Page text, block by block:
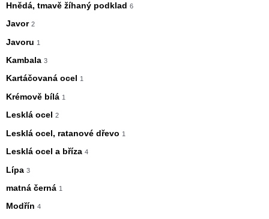
Hnědá, tmavě žíhaný podklad 6
Javor 2
Javoru 1
Kambala 3
Kartáčovaná ocel 1
Krémově bílá 1
Lesklá ocel 2
Lesklá ocel, ratanové dřevo 1
Lesklá ocel a bříza 4
Lípa 3
matná černá 1
Modřín 4